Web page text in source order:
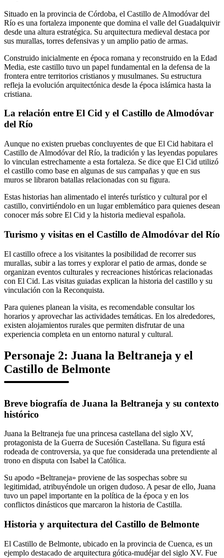
Situado en la provincia de Córdoba, el Castillo de Almodóvar del
Río es una fortaleza imponente que domina el valle del Guadalquivir
desde una altura estratégica. Su arquitectura medieval destaca por
sus murallas, torres defensivas y un amplio patio de armas.
Construido inicialmente en época romana y reconstruido en la Edad
Media, este castillo tuvo un papel fundamental en la defensa de la
frontera entre territorios cristianos y musulmanes. Su estructura
refleja la evolución arquitectónica desde la época islámica hasta la
cristiana.
La relación entre El Cid y el Castillo de Almodóvar
del Río
Aunque no existen pruebas concluyentes de que El Cid habitara el
Castillo de Almodóvar del Río, la tradición y las leyendas populares
lo vinculan estrechamente a esta fortaleza. Se dice que El Cid utilizó
el castillo como base en algunas de sus campañas y que en sus
muros se libraron batallas relacionadas con su figura.
Estas historias han alimentado el interés turístico y cultural por el
castillo, convirtiéndolo en un lugar emblemático para quienes desean
conocer más sobre El Cid y la historia medieval española.
Turismo y visitas en el Castillo de Almodóvar del Río
El castillo ofrece a los visitantes la posibilidad de recorrer sus
murallas, subir a las torres y explorar el patio de armas, donde se
organizan eventos culturales y recreaciones históricas relacionadas
con El Cid. Las visitas guiadas explican la historia del castillo y su
vinculación con la Reconquista.
Para quienes planean la visita, es recomendable consultar los
horarios y aprovechar las actividades temáticas. En los alrededores,
existen alojamientos rurales que permiten disfrutar de una
experiencia completa en un entorno natural y cultural.
Personaje 2: Juana la Beltraneja y el
Castillo de Belmonte
Breve biografía de Juana la Beltraneja y su contexto
histórico
Juana la Beltraneja fue una princesa castellana del siglo XV,
protagonista de la Guerra de Sucesión Castellana. Su figura está
rodeada de controversia, ya que fue considerada una pretendiente al
trono en disputa con Isabel la Católica.
Su apodo «Beltraneja» proviene de las sospechas sobre su
legitimidad, atribuyéndole un origen dudoso. A pesar de ello, Juana
tuvo un papel importante en la política de la época y en los
conflictos dinásticos que marcaron la historia de Castilla.
Historia y arquitectura del Castillo de Belmonte
El Castillo de Belmonte, ubicado en la provincia de Cuenca, es un
ejemplo destacado de arquitectura gótica-mudéjar del siglo XV. Fue